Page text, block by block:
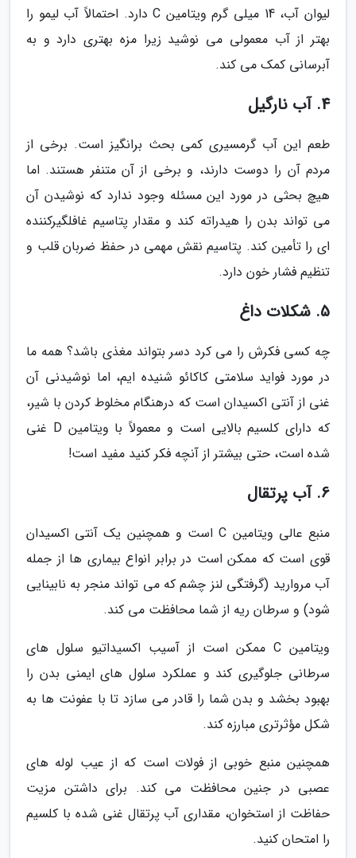
لیوان آب، 14 میلی گرم ویتامین C دارد. احتمالاً آب لیمو را
بهتر از آب معمولی می نوشید زیرا مزه بهتری دارد و به
آبرسانی کمک می کند.
4. آب نارگیل
طعم این آب گرمسیری کمی بحث برانگیز است. برخی از
مردم آن را دوست دارند، و برخی از آن متنفر هستند. اما
هیچ بحثی در مورد این مسئله وجود ندارد که نوشیدن آن
می تواند بدن را هیدراته کند و مقدار پتاسیم غافلگیرکننده
ای را تأمین کند. پتاسیم نقش مهمی در حفظ ضربان قلب و
تنظیم فشار خون دارد.
5. شکلات داغ
چه کسی فکرش را می کرد دسر بتواند مغذی باشد؟ همه ما
در مورد فواید سلامتی کاکائو شنیده ایم، اما نوشیدنی آن
غنی از آنتی اکسیدان است که درهنگام مخلوط کردن با شیر،
که دارای کلسیم بالایی است و معمولاً با ویتامین D غنی
شده است، حتی بیشتر از آنچه فکر کنید مفید است!
6. آب پرتقال
منبع عالی ویتامین C است و همچنین یک آنتی اکسیدان
قوی است که ممکن است در برابر انواع بیماری ها از جمله
آب مروارید (گرفتگی لنز چشم که می تواند منجر به نابینایی
شود) و سرطان ریه از شما محافظت می کند.
ویتامین C ممکن است از آسیب اکسیداتیو سلول های
سرطانی جلوگیری کند و عملکرد سلول های ایمنی بدن را
بهبود بخشد و بدن شما را قادر می سازد تا با عفونت ها به
شکل مؤثرتری مبارزه کند.
همچنین منبع خوبی از فولات است که از عیب لوله های
عصبی در جنین محافظت می کند. برای داشتن مزیت
حفاظت از استخوان، مقداری آب پرتقال غنی شده با کلسیم
را امتحان کنید.